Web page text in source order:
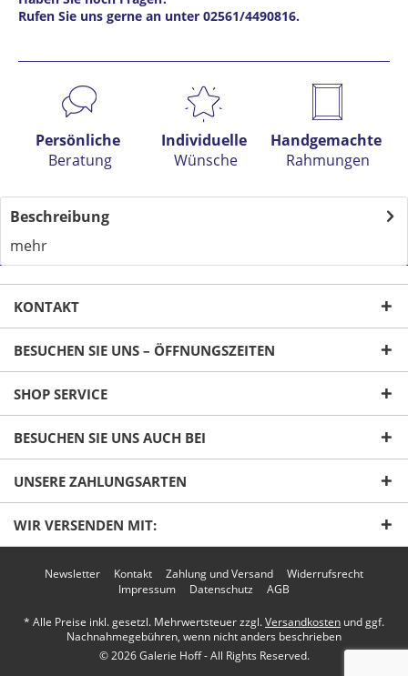
Rufen Sie uns gerne an unter 02561/4490816.
Preis anfragen
Ich habe dieDatenschutzerklärunggelesen,
verstanden und stimme zu. *
Senden
Persönliche
Beratung
Individuelle
Wünsche
Handgemachte
Rahmungen
Beschreibung
mehr
KONTAKT
BESUCHEN SIE UNS – ÖFFNUNGSZEITEN
SHOP SERVICE
BESUCHEN SIE UNS AUCH BEI
UNSERE ZAHLUNGSARTEN
WIR VERSENDEN MIT:
Newsletter Kontakt Zahlung und Versand
Widerrufsrecht
Impressum
Datenschutz AGB
* Alle Preise inkl. gesetzl. Mehrwertsteuer zzgl.Versandkosten und ggf.
Nachnahmegebühren, wenn nicht anders beschrieben
© 2026 Galerie Hoff - All Rights Reserved.